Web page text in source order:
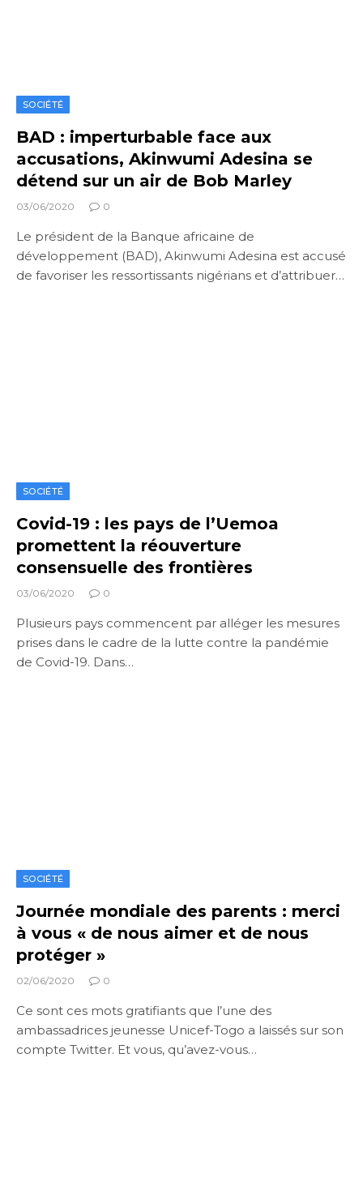
SOCIÉTÉ
BAD : imperturbable face aux
accusations, Akinwumi Adesina se
détend sur un air de Bob Marley
03/06/2020 0
Le président de la Banque africaine de
développement (BAD), Akinwumi Adesina est accusé
de favoriser les ressortissants nigérians et d’attribuer…
SOCIÉTÉ
Covid-19 : les pays de l’Uemoa
promettent la réouverture
consensuelle des frontières
03/06/2020 0
Plusieurs pays commencent par alléger les mesures
prises dans le cadre de la lutte contre la pandémie
de Covid-19. Dans…
SOCIÉTÉ
Journée mondiale des parents : merci
à vous « de nous aimer et de nous
protéger »
02/06/2020 0
Ce sont ces mots gratifiants que l’une des
ambassadrices jeunesse Unicef-Togo a laissés sur son
compte Twitter. Et vous, qu’avez-vous…